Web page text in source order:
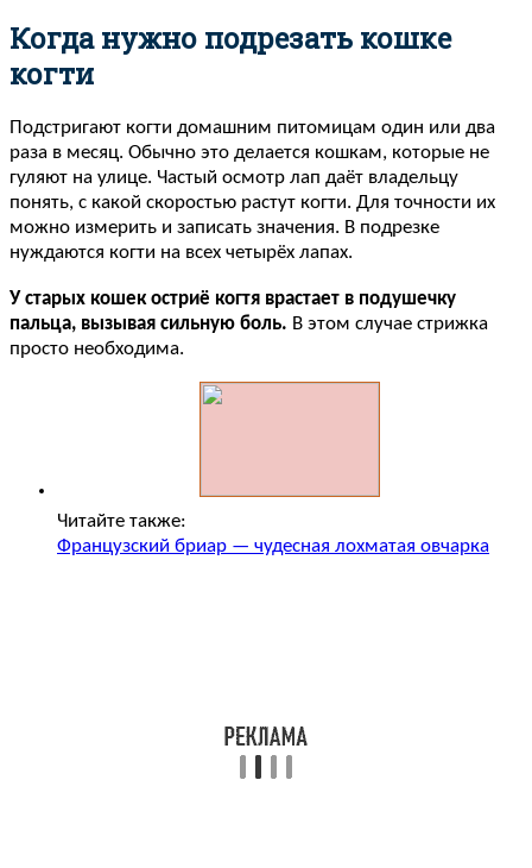
Когда нужно подрезать кошке
когти
Подстригают когти домашним питомицам один или два
раза в месяц. Обычно это делается кошкам, которые не
гуляют на улице. Частый осмотр лап даёт владельцу
понять, с какой скоростью растут когти. Для точности их
можно измерить и записать значения. В подрезке
нуждаются когти на всех четырёх лапах.
У старых кошек остриё когтя врастает в подушечку
пальца, вызывая сильную боль. В этом случае стрижка
просто необходима.
Читайте также:
Французский бриар — чудесная лохматая овчарка